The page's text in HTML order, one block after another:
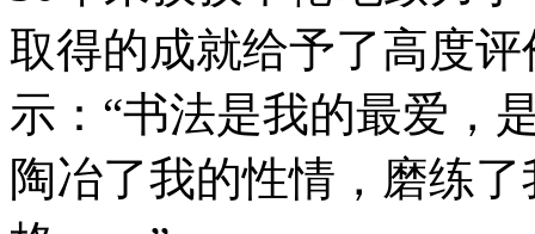
取得的成就给予了高度
示：“书法是我的最爱，
陶冶了我的性情，磨练